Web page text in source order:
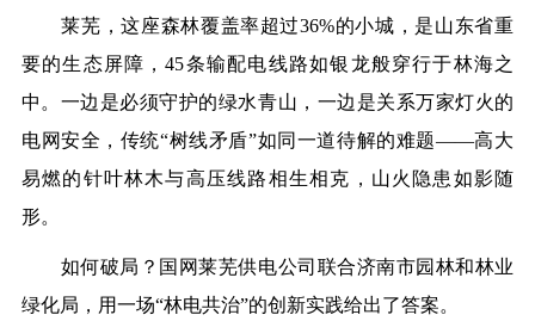
莱芜，这座森林覆盖率超过36%的小城，是山东省重
要的生态屏障，45条输配电线路如银龙般穿行于林海之
中。一边是必须守护的绿水青山，一边是关系万家灯火的
电网安全，传统“树线矛盾”如同一道待解的难题——高大
易燃的针叶林木与高压线路相生相克，山火隐患如影随
形。
如何破局？国网莱芜供电公司联合济南市园林和林业
绿化局，用一场“林电共治”的创新实践给出了答案。